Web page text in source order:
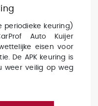
periodieke keuring)
Auto Kuijer
eisen voor
De APK keuring is
weer veilig op weg